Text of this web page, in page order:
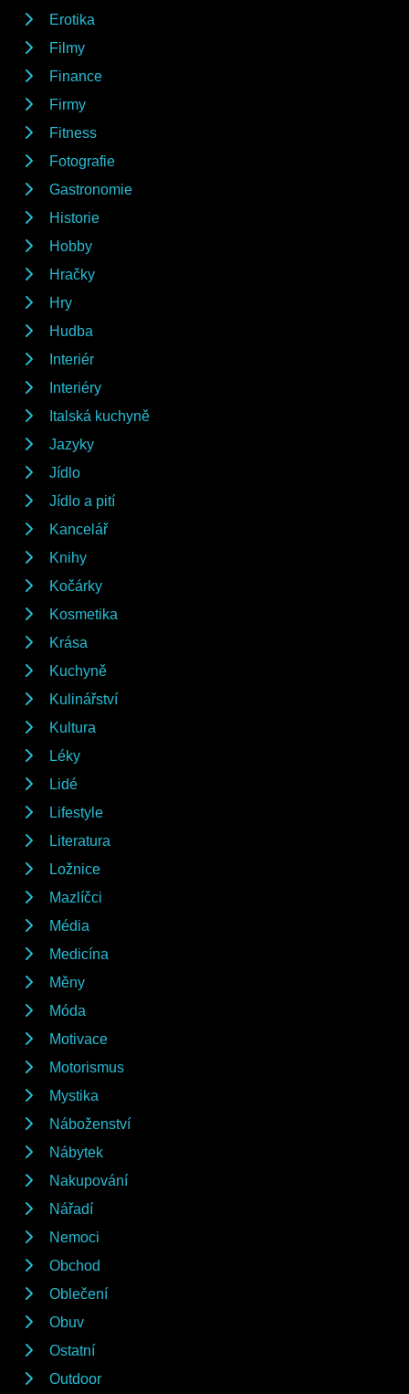
Erotika
Filmy
Finance
Firmy
Fitness
Fotografie
Gastronomie
Historie
Hobby
Hračky
Hry
Hudba
Interiér
Interiéry
Italská kuchyně
Jazyky
Jídlo
Jídlo a pití
Kancelář
Knihy
Kočárky
Kosmetika
Krása
Kuchyně
Kulinářství
Kultura
Léky
Lidé
Lifestyle
Literatura
Ložnice
Mazlíčci
Média
Medicína
Měny
Móda
Motivace
Motorismus
Mystika
Náboženství
Nábytek
Nakupování
Nářadí
Nemoci
Obchod
Oblečení
Obuv
Ostatní
Outdoor